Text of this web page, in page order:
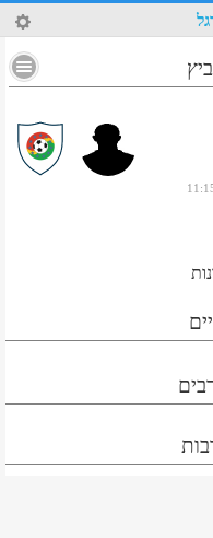
21